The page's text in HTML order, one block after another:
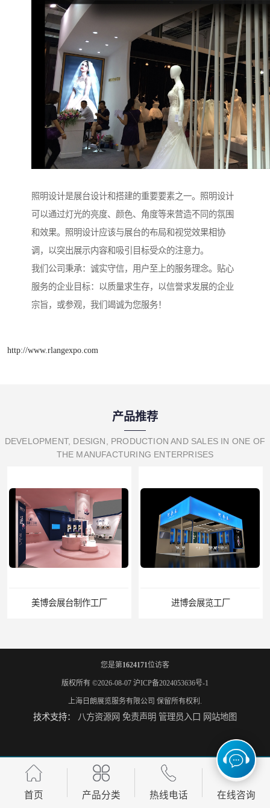
照明设计是展台设计和搭建的重要要素之一。照明设计
可以通过灯光的亮度、颜色、角度等来营造不同的氛围
和效果。照明设计应该与展台的布局和视觉效果相协
调，以突出展示内容和吸引目标受众的注意力。
我们公司秉承：诚实守信，用户至上的服务理念。贴心
服务的企业目标：以质量求生存，以信誉求发展的企业
宗旨，或参观，我们竭诚为您服务！
http://www.rlangexpo.com
产品推荐
DEVELOPMENT, DESIGN, PRODUCTION AND SALES IN ONE OF
THE MANUFACTURING ENTERPRISES
美博会展台制作工厂 进博会展览工厂
家具展搭建工厂 厨卫展展台搭建工厂
您是第1624171位访客
版权所有 ©2026-08-07 沪ICP备2024053636号-1
上海日朗展览服务有限公司 保留所有权利.
技术支持： 八方资源网 免责声明 管理员入口 网站地图
首页 产品分类 热线电话 在线咨询